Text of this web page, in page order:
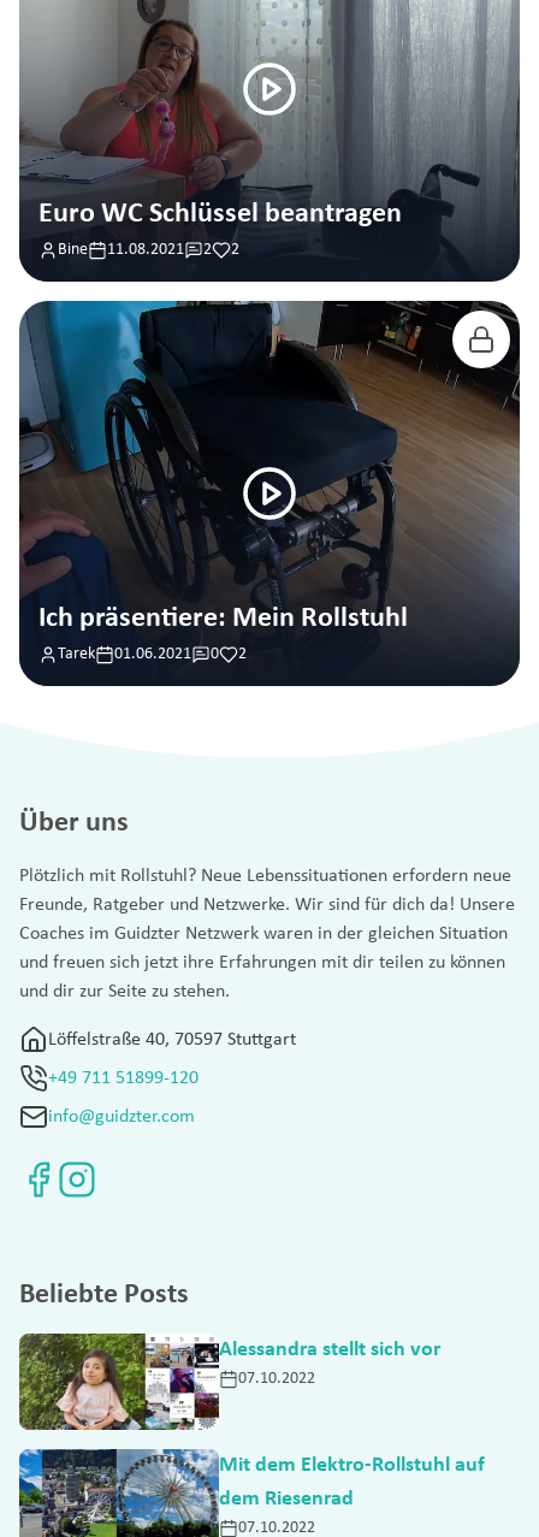
Euro WC Schlüssel beantragen
Bine 11.08.2021 2 2
Ich präsentiere: Mein Rollstuhl
Tarek 01.06.2021 0 2
Über uns
Plötzlich mit Rollstuhl? Neue Lebenssituationen erfordern neue
Freunde, Ratgeber und Netzwerke. Wir sind für dich da! Unsere
Coaches im Guidzter Netzwerk waren in der gleichen Situation
und freuen sich jetzt ihre Erfahrungen mit dir teilen zu können
und dir zur Seite zu stehen.
Löffelstraße 40, 70597 Stuttgart
+49 711 51899-120
info@guidzter.com
Beliebte Posts
Alessandra stellt sich vor
07.10.2022
Mit dem Elektro-Rollstuhl auf
dem Riesenrad
07.10.2022